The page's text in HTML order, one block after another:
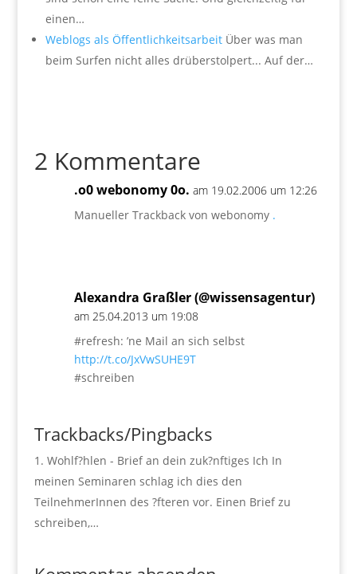
einen…
Weblogs als ÖffentlichkeitsarbeitÜber was man
beim Surfen nicht alles drüberstolpert... Auf der…
2 Kommentare
.o0 webonomy 0o. am 19.02.2006 um 12:26
Manueller Trackback von webonomy .
Alexandra Graßler (@wissensagentur)
am 25.04.2013 um 19:08
#refresh: ’ne Mail an sich selbst
http://t.co/JxVwSUHE9T
#schreiben
Trackbacks/Pingbacks
Wohlf?hlen - Brief an dein zuk?nftiges Ich In
meinen Seminaren schlag ich dies den
TeilnehmerInnen des ?fteren vor. Einen Brief zu
schreiben,…